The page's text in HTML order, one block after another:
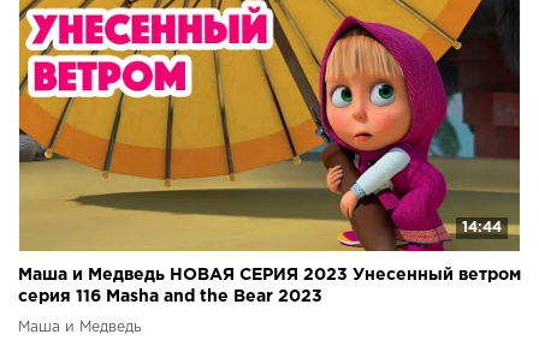
14:44
Маша и Медведь НОВАЯ СЕРИЯ 2023 Унесенный ветром
серия 116 Masha and the Bear 2023
Маша и Медведь